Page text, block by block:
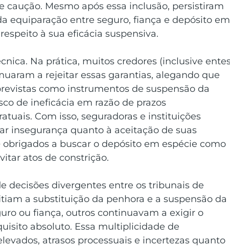
Mesmo após essa inclusão, persistiram
equiparação entre seguro, fiança e depósito
à sua eficácia suspensiva.
Na prática, muitos credores (inclusive
a rejeitar essas garantias, alegando que
como instrumentos de suspensão da
de ineficácia em razão de prazos
Com isso, seguradoras e instituições
insegurança quanto à aceitação de suas
a buscar o depósito em espécie como
atos de constrição.
decisões divergentes entre os tribunais de
a substituição da penhora e a suspensão da
ou fiança, outros continuavam a exigir o
absoluto. Essa multiplicidade de
atrasos processuais e incertezas quanto